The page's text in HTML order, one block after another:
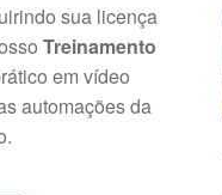
sua licença
Treinamento
em vídeo
automações da
.